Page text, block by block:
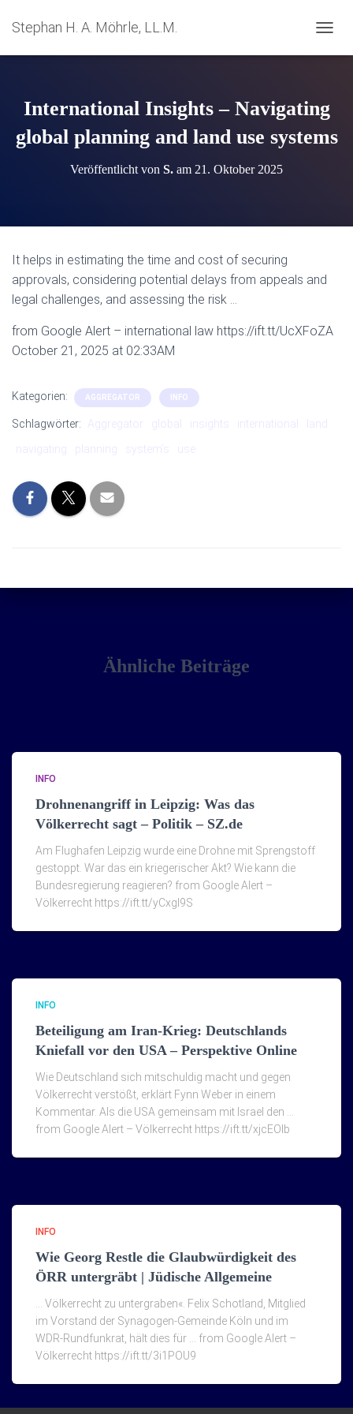
Stephan H. A. Möhrle, LL.M.
A
A
I
L
N
International Insights – Navigating
global planning and land use systems
Veröffentlicht von S. am 21. Oktober 2025
It helps in estimating the time and cost of securing
approvals, considering potential delays from appeals and
legal challenges, and assessing the risk …
from Google Alert – international law https://ift.tt/UcXFoZA
October 21, 2025 at 02:33AM
Kategorien: AGGREGATOR INFO
Schlagwörter: Aggregator global insights international
land
navigating
planning system’s use
Ähnliche Beiträge
INFO
Drohnenangriff in Leipzig: Was das
Völkerrecht sagt – Politik – SZ.de
Am Flughafen Leipzig wurde eine Drohne mit Sprengstoff
gestoppt. War das ein kriegerischer Akt? Wie kann die
Bundesregierung reagieren? from Google Alert –
Völkerrecht https://ift.tt/yCxgI9S
INFO
Beteiligung am Iran-Krieg: Deutschlands
Kniefall vor den USA – Perspektive Online
Wie Deutschland sich mitschuldig macht und gegen
Völkerrecht verstößt, erklärt Fynn Weber in einem
Kommentar. Als die USA gemeinsam mit Israel den …
from Google Alert – Völkerrecht https://ift.tt/xjcEOIb
INFO
Wie Georg Restle die Glaubwürdigkeit des
ÖRR untergräbt | Jüdische Allgemeine
… Völkerrecht zu untergraben«. Felix Schotland, Mitglied
im Vorstand der Synagogen-Gemeinde Köln und im
WDR-Rundfunkrat, hält dies für … from Google Alert –
Völkerrecht https://ift.tt/3i1POU9